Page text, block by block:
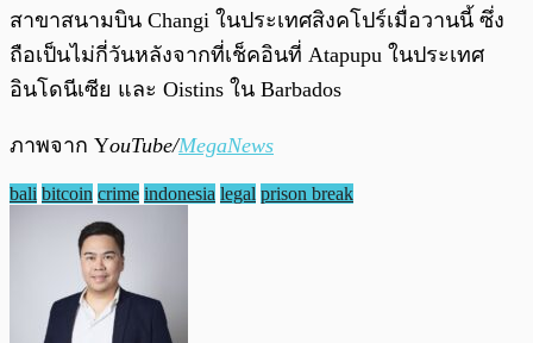
สาขาสนามบิน Changi ในประเทศสิงคโปร์เมื่อวานนี้ ซึ่ง
ถือเป็นไม่กี่วันหลังจากที่เช็คอินที่ Atapupu ในประเทศ
อินโดนีเซีย และ Oistins ใน Barbados
ภาพจาก YouTube/MegaNews
bali bitcoin crime indonesia legal prison break